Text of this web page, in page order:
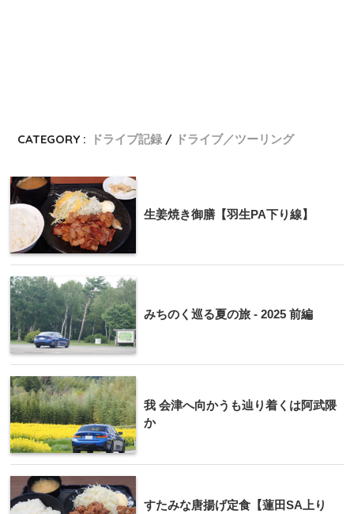
CATEGORY : ドライブ記録 ドライブ／ツーリング
生姜焼き御膳【羽生PA下り線】
みちのく巡る夏の旅 - 2025 前編
我 会津へ向かうも辿り着くは阿武隈
か
すたみな唐揚げ定食【蓮田SA上り